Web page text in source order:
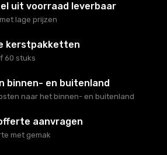
uit voorraad leverbaar
lage prijzen
kerstpakketten
60 stuks
binnen- en buitenland
naar het binnen- en buitenland
aanvragen
met gemak